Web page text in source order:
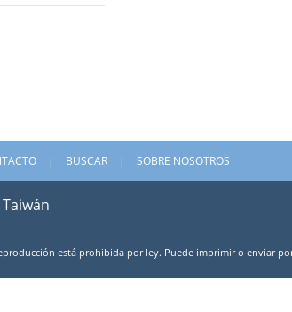
BUSCAR SOBRE NOSOTROS
Taiwán
está prohibida por ley. Puede imprimir o enviar